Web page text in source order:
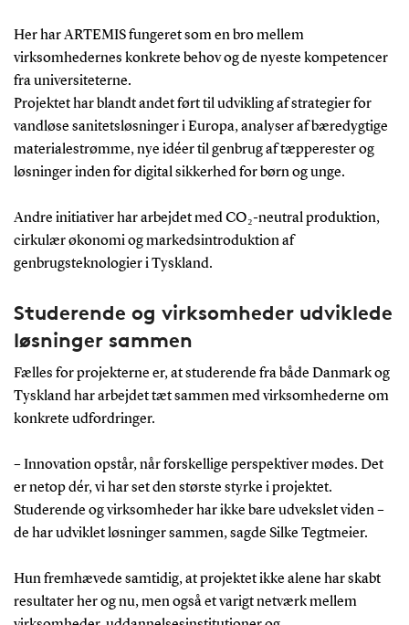
Her har ARTEMIS fungeret som en bro mellem
virksomhedernes konkrete behov og de nyeste kompetencer
fra universiteterne.
Projektet har blandt andet ført til udvikling af strategier for
vandløse sanitetsløsninger i Europa, analyser af bæredygtige
materialestrømme, nye idéer til genbrug af tæpperester og
løsninger inden for digital sikkerhed for børn og unge.
Andre initiativer har arbejdet med CO₂-neutral produktion,
cirkulær økonomi og markedsintroduktion af
genbrugsteknologier i Tyskland.
Studerende og virksomheder udviklede
løsninger sammen
Fælles for projekterne er, at studerende fra både Danmark og
Tyskland har arbejdet tæt sammen med virksomhederne om
konkrete udfordringer.
– Innovation opstår, når forskellige perspektiver mødes. Det
er netop dér, vi har set den største styrke i projektet.
Studerende og virksomheder har ikke bare udvekslet viden –
de har udviklet løsninger sammen, sagde Silke Tegtmeier.
Hun fremhævede samtidig, at projektet ikke alene har skabt
resultater her og nu, men også et varigt netværk mellem